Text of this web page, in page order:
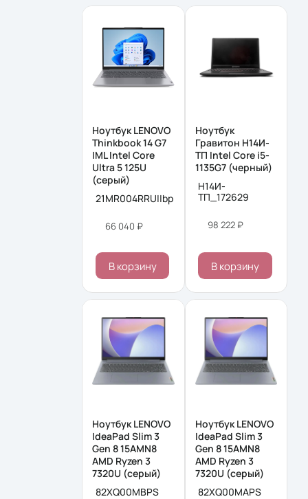
Ноутбук LENOVO
Thinkbook 14 G7
IML Intel Core
Ultra 5 125U
(серый)
21MR004RRU||bp
66 040 ₽
В корзину
Ноутбук
Гравитон Н14И-
ТП Intel Core i5-
1135G7 (черный)
Н14И-
ТП_172629
98 222 ₽
В корзину
Ноутбук LENOVO
IdeaPad Slim 3
Gen 8 15AMN8
AMD Ryzen 3
7320U (серый)
82XQ00MBPS
Ноутбук LENOVO
IdeaPad Slim 3
Gen 8 15AMN8
AMD Ryzen 3
7320U (серый)
82XQ00MAPS